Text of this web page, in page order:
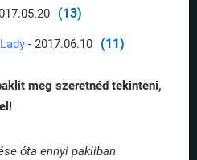
(13)
- 2017.06.10 (11)
meg szeretnéd tekinteni,
óta ennyi pakliban